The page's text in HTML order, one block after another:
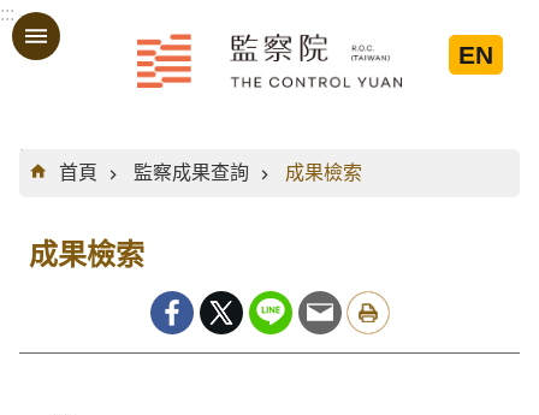
跳到主要內容區塊
:::
EN
:::
首頁
監察成果查詢 成果檢索
成果檢索